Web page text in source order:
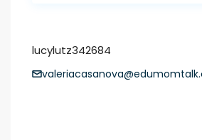
lucylutz342684